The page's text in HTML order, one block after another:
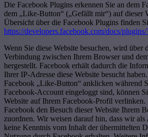
Die Facebook Plugins erkennen Sie an dem
dem „Like-Button“ („Gefällt mir“) auf dieser
Übersicht über die Facebook Plugins finden
https://developers.facebook.com/docs/
Wenn Sie diese Website besuchen, wird über
Verbindung zwischen Ihrem Browser und
hergestellt. Facebook erhält dadurch die
Ihrer IP-Adresse diese Website besucht
Facebook „Like-Button“ anklicken während
Facebook-Account eingeloggt sind, können
Website auf Ihrem Facebook-Profil verlinken.
Facebook den Besuch dieser Website Ihrem
zuordnen. Wir weisen darauf hin, dass wir als
keine Kenntnis vom Inhalt der übermittelten